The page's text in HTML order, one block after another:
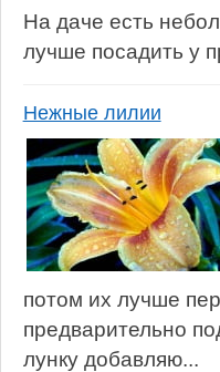
На даче есть
лучше посадить у
Нежные лилии
потом их лучше
предварительно
лунку добавляю...